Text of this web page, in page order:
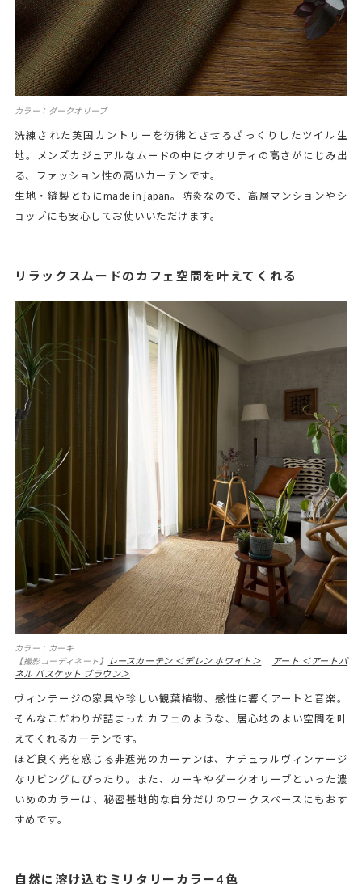
カラー：ダークオリーブ
洗練された英国カントリーを彷彿とさせるざっくりしたツイル生
地。メンズカジュアルなムードの中にクオリティの高さがにじみ出
る、ファッション性の高いカーテンです。
生地・縫製ともにmade in japan。防炎なので、高層マンションやシ
ョップにも安心してお使いいただけます。
リラックスムードのカフェ空間を叶えてくれる
カラー：カーキ
【撮影コーディネート】
レースカーテン ＜デレン ホワイト＞
アート ＜アートパ
ネル バスケット ブラウン＞
ヴィンテージの家具や珍しい観葉植物、感性に響くアートと音楽。
そんなこだわりが詰まったカフェのような、居心地のよい空間を叶
えてくれるカーテンです。
ほど良く光を感じる非遮光のカーテンは、ナチュラルヴィンテージ
なリビングにぴったり。また、カーキやダークオリーブといった濃
いめのカラーは、秘密基地的な自分だけのワークスペースにもおす
すめです。
自然に溶け込むミリタリーカラー4色